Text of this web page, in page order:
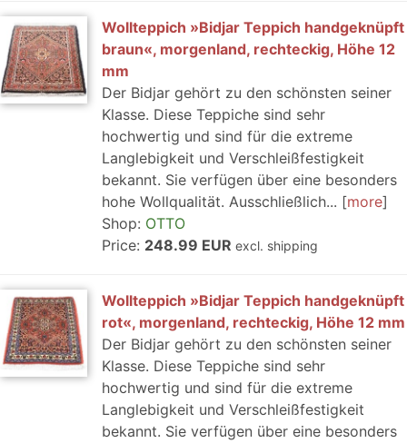
Wollteppich »Bidjar Teppich handgeknüpft
braun«, morgenland, rechteckig, Höhe 12
mm
Der Bidjar gehört zu den schönsten seiner
Klasse. Diese Teppiche sind sehr
hochwertig und sind für die extreme
Langlebigkeit und Verschleißfestigkeit
bekannt. Sie verfügen über eine besonders
hohe Wollqualität. Ausschließlich...
more
Shop: OTTO
Price: 248.99 EUR excl. shipping
Wollteppich »Bidjar Teppich handgeknüpft
rot«, morgenland, rechteckig, Höhe 12 mm
Der Bidjar gehört zu den schönsten seiner
Klasse. Diese Teppiche sind sehr
hochwertig und sind für die extreme
Langlebigkeit und Verschleißfestigkeit
bekannt. Sie verfügen über eine besonders